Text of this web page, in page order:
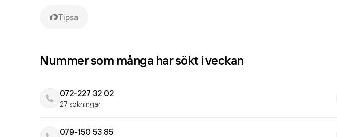
Tipsa
Nummer som många har sökt i veckan
072-227 32 02
27 sökningar
079-150 53 85